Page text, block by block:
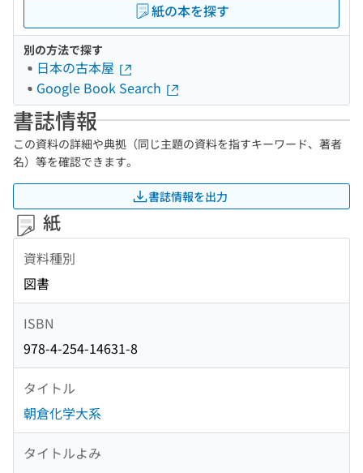
紙の本を探す
別の方法で探す
日本の古本屋
Google Book Search
書誌情報
この資料の詳細や典拠（同じ主題の資料を指すキーワード、著者
名）等を確認できます。
書誌情報を出力
紙
資料種別
図書
ISBN
978-4-254-14631-8
タイトル
朝倉化学大系
タイトルよみ